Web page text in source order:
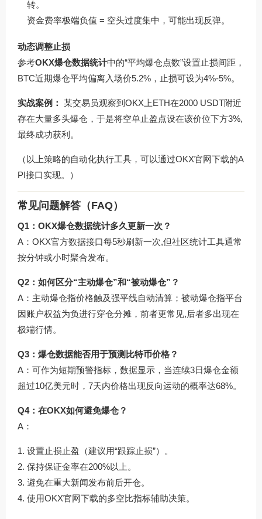
转。
资金费率极端负值 = 空头过度集中，可能出现反弹。
动态调整止损
参考OKX爆仓数据统计中的“平均爆仓点数”设置止损间距，
BTC近期爆仓平均偏离入场价5.2%，止损可设为4%-5%。
实战案例： 某交易员观察到OKX上ETH在2000 USDT附近
存在大量多头爆仓，于是将空单止盈点设在该价位下方3%,
最终成功获利。
（以上策略的自动化执行工具，可以通过OKX官网下载的A
PI接口实现。）
常见问题解答（FAQ）
Q1：OKX爆仓数据统计多久更新一次？
A：OKX官方数据接口每5秒刷新一次,但社区统计工具通常
按分钟或小时聚合发布。
Q2：如何区分“主动爆仓”和“被动爆仓”？
A：主动爆仓指价格触及强平线自动清算；被动爆仓指平台
因账户权益为负进行穿仓分摊，前者更常见,后者多出现在
极端行情。
Q3：爆仓数据能否用于预测比特币价格？
A：可作为短期预警指标，数据显示，当连续3日爆仓金额
超过10亿美元时，7天内价格出现反向运动的概率达68%。
Q4：在OKX如何避免爆仓？
A：
设置止损止盈（建议用“跟踪止损”）。
保持保证金率在200%以上。
避免在重大新闻发布前后开仓。
使用OKX官网下载的多空比指标辅助决策。